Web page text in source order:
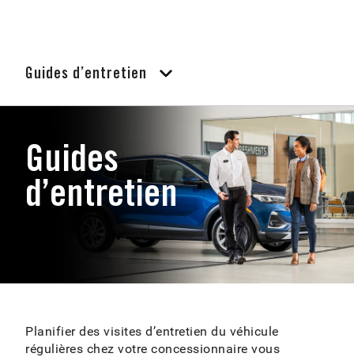
Guides d’entretien
Guides
d’entretien
Planifier des visites d’entretien du véhicule
régulières chez votre concessionnaire vous